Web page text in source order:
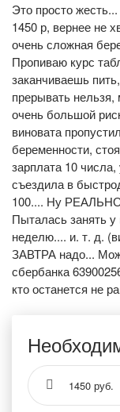
Это просто
1450 р, вернее не
очень сложная
Пропиваю курс
заканчиваешь
прерывать нельзя,
очень большой
виновата
беременности,
зарплата 10
съездила в
100.... Ну РЕАЛЬНО
Пыталась занять
неделю.... и. т. д.
ЗАВТРА надо...
сбербанка
кто останется не
1450 руб.